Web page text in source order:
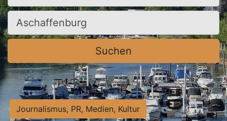
Ort, Stadt
Suchen
Journalismus, PR, Medien, Kultur